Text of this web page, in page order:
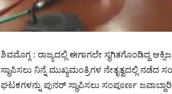
ಶಿವಮೊಗ್ಗ : ರಾಜ್ಯದಲ್ಲಿ ಈಗಾಗಲೇ ಸ್ಥಗಿತಗೊಂಡಿದ್ದ
ಸ್ಥಾಪಿಸಲು ನಿನ್ನೆ ಮುಖ್ಯಮಂತ್ರಿಗಳ ನೇತೃತ್ವದಲ್ಲಿ
ಘಟಕಗಳನ್ನು ಪುನರ್ ಸ್ಥಾಪಿಸಲು ಸಂಪೂರ್ಣ